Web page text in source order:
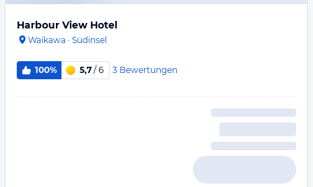
Harbour View Hotel
Waikawa · Südinsel
100% 5,7 / 6 3 Bewertungen